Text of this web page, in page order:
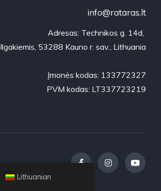
info@rataras.lt
Adresas: Technikos g. 14d,
Ilgakiemis, 53288 Kauno r. sav., Lithuania
Įmonės kodas: 133772327
PVM kodas: LT337723219
Lithuanian